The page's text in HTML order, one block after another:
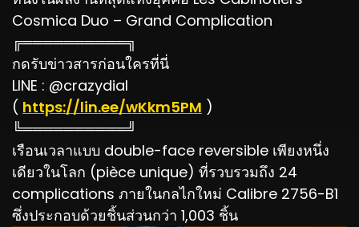
Cosmica Duo – Grand Complication
╔══════════╗
กดรับข่าวสารก่อนใครที่นี่
LINE : @crazydial
( https://lin.ee/wKkm5PM )
╚══════════╝
เรือนเวลาแบบ double-face reversible เพียงหนึ่ง
เดียวในโลก (pièce unique) ที่รวบรวมถึง 24
complications ภายในกลไกใหม่ Calibre 2756-B1
ซึ่งประกอบด้วยชิ้นส่วนกว่า 1,003 ชิ้น